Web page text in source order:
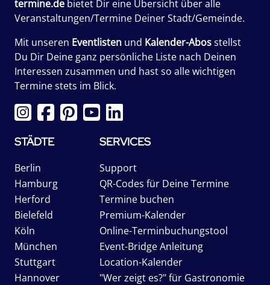
termine.de bietet Dir eine Übersicht über alle
Veranstaltungen/Termine Deiner Stadt/Gemeinde.
Mit unseren Eventlisten und Kalender-Abosstellst
Du Dir Deine ganz persönliche Liste nach Deinen
Interessen zusammen und hast so alle wichtigen
Termine stets im Blick.
STÄDTE
Berlin
Hamburg
Herford
Bielefeld
Köln
München
Stuttgart
Hannover
SERVICES
Support
QR-Codes für Deine Termine
Termine buchen
Premium-Kalender
Online-Terminbuchungstool
Event-Bridge Anleitung
Location-Kalender
"Wer zeigt es?" für Gastronomie